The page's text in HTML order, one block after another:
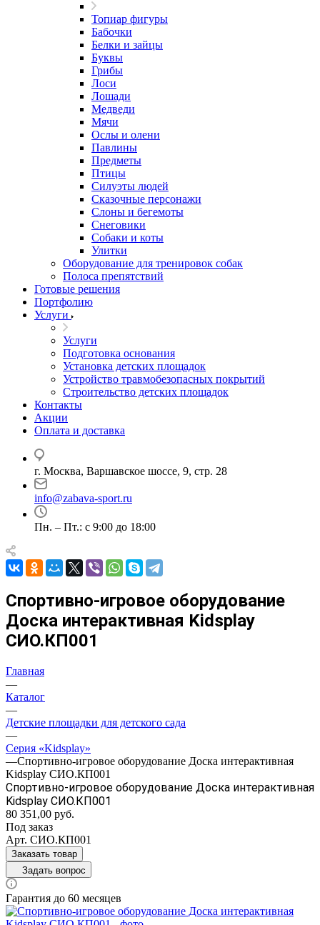
Топиар фигуры
Бабочки
Белки и зайцы
Буквы
Грибы
Лоси
Лошади
Медведи
Мячи
Ослы и олени
Павлины
Предметы
Птицы
Силуэты людей
Сказочные персонажи
Слоны и бегемоты
Снеговики
Собаки и коты
Улитки
Оборудование для тренировок собак
Полоса препятствий
Готовые решения
Портфолию
Услуги
Услуги
Подготовка основания
Установка детских площадок
Устройство травмобезопасных покрытий
Строительство детских площадок
Контакты
Акции
Оплата и доставка
г. Москва, Варшавское шоссе, 9, стр. 28
info@zabava-sport.ru
Пн. – Пт.: с 9:00 до 18:00
Спортивно-игровое оборудование
Доска интерактивная Kidsplay
СИО.КП001
Главная
—
Каталог
—
Детские площадки для детского сада
—
Серия «Kidsplay»
—Спортивно-игровое оборудование Доска интерактивная
Kidsplay СИО.КП001
Спортивно-игровое оборудование Доска интерактивная
Kidsplay СИО.КП001
80 351,00 руб.
Под заказ
Арт. СИО.КП001
Заказать товар
Задать вопрос
Гарантия до 60 месяцев